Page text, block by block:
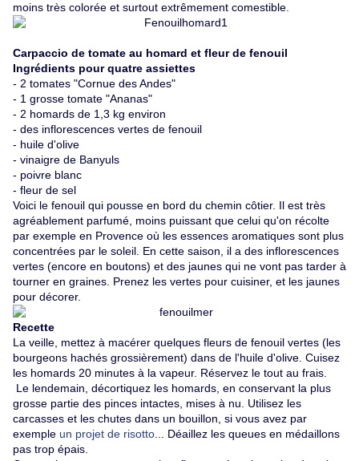
moins très colorée et surtout extrêmement comestible.
Carpaccio de tomate au homard et fleur de fenouil
Ingrédients pour quatre assiettes
- 2 tomates "Cornue des Andes"
- 1 grosse tomate "Ananas"
- 2 homards de 1,3 kg environ
- des inflorescences vertes de fenouil
- huile d'olive
- vinaigre de Banyuls
- poivre blanc
- fleur de sel
Voici le fenouil qui pousse en bord du chemin côtier. Il est très
agréablement parfumé, moins puissant que celui qu'on récolte
par exemple en Provence où les essences aromatiques sont plus
concentrées par le soleil. En cette saison, il a des inflorescences
vertes (encore en boutons) et des jaunes qui ne vont pas tarder à
tourner en graines. Prenez les vertes pour cuisiner, et les jaunes
pour décorer.
Recette
La veille, mettez à macérer quelques fleurs de fenouil vertes (les
bourgeons hachés grossièrement) dans de l'huile d'olive. Cuisez
les homards 20 minutes à la vapeur. Réservez le tout au frais.
Le lendemain, décortiquez les homards, en conservant la plus
grosse partie des pinces intactes, mises à nu. Utilisez les
carcasses et les chutes dans un bouillon, si vous avez par
exemple un projet de risotto ... Déaillez les queues en médaillons
pas trop épais.